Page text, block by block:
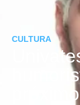
CULTURA